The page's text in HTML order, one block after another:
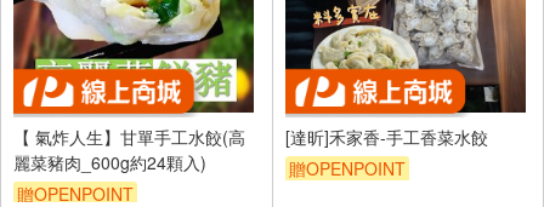
【 氣炸人生】甘單手工水餃(高
麗菜豬肉_600g約24顆入)
贈OPENPOINT
[達昕]禾家香-手工香菜水餃
贈OPENPOINT